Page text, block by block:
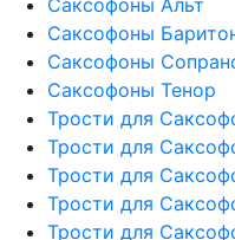
Саксофоны Альт
Саксофоны
Саксофоны
Саксофоны Тенор
Трости для
Трости для
Трости для
Трости для
Трости для